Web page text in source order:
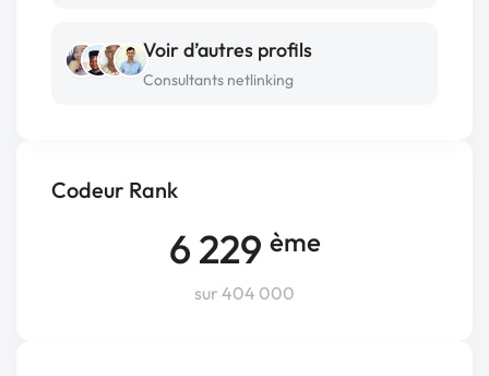
Codeur Rank
6 229 ème
sur 404 000
Voir d’autres profils
Consultants netlinking